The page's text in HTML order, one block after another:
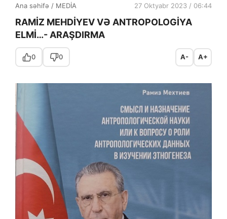
Ana səhifə / MEDİA 27 Oktyabr 2023 / 06:44
RAMİZ MEHDİYEV VƏ ANTROPOLOGİYA
ELMİ…- ARAŞDIRMA
0 0 A- A+